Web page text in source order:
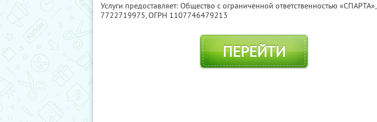
Услуги предоставляет: Общество с ограниченной ответственностью «СПАРТА»,
7722719975, ОГРН 1107746479213
ПЕРЕЙТИ